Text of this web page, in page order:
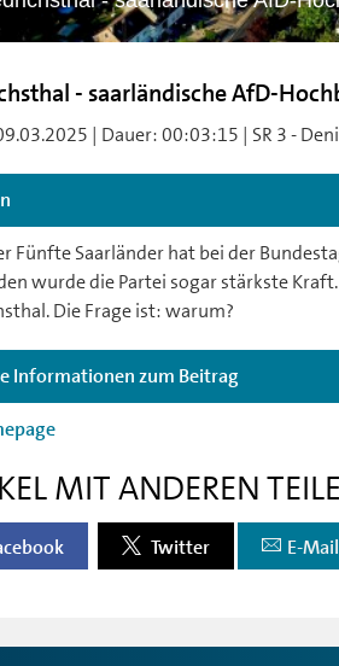
- saarländische AfD-
| Dauer: 00:03:15 | SR 3 -
Fünfte Saarländer hat bei der
wurde die Partei sogar stärkste
Die Frage ist: warum?
Informationen zum Beitrag
MIT ANDEREN
Twitter E-Mail